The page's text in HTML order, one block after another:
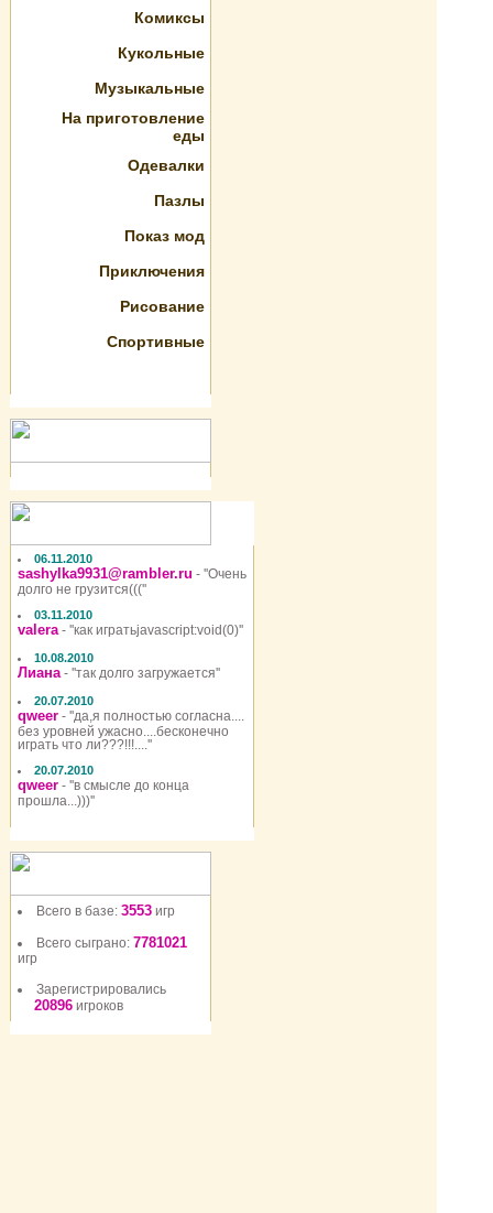
Комиксы
Кукольные
Музыкальные
На приготовление
еды
Одевалки
Пазлы
Показ мод
Приключения
Рисование
Спортивные
06.11.2010
sashylka9931@rambler.ru - ''Очень
долго не грузится(((''
03.11.2010
valera- ''как игратьjavascript:void(0)''
10.08.2010
Лиана- ''так долго загружается''
20.07.2010
qweer - ''да,я полностью согласна....
без уровней ужасно....бесконечно
играть что ли???!!!....''
20.07.2010
qweer - ''в смысле до конца
прошла...)))''
Всего в базе: 3553 игр
Всего сыграно: 7781021
игр
Зарегистрировались
20896 игроков